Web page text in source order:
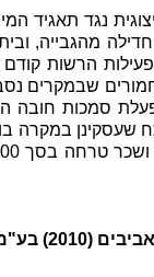
נגד תאגיד
חדילה מהגבייה,
הרשות
החמורים
סמכות חובה
שעסקינן במקרה